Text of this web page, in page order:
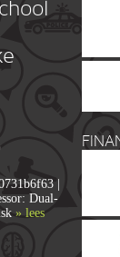
|
Dual-
» lees